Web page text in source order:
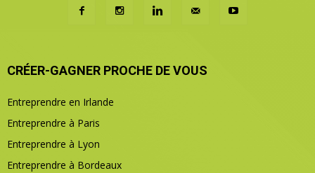
CRÉER-GAGNER PROCHE DE VOUS
Entreprendre en Irlande
Entreprendre à Paris
Entreprendre à Lyon
Entreprendre à Bordeaux